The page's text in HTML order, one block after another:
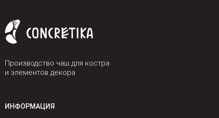
Производство чаш для костра
и элементов декора
ИНФОРМАЦИЯ